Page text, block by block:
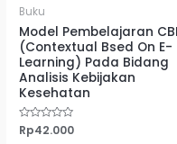
Buku
Model Pembelajaran
(Contextual Bsed On E-
Learning) Pada Bidang
Analisis Kebijakan
Kesehatan
Dinilai
0
Rp42.000